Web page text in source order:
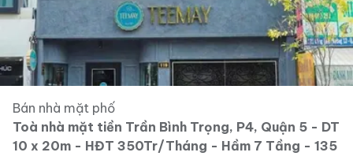
Bán nhà mặt phố
Toà nhà mặt tiền Trần Bình Trọng, P4, Quận 5 - DT
10 x 20m - HĐT 350Tr/Tháng - Hầm 7 Tầng - 135